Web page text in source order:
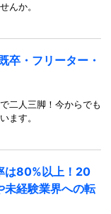
んか。
卒・フリーター・
二人三脚！今からでも
ます。
は80%以上！20
未経験業界への転